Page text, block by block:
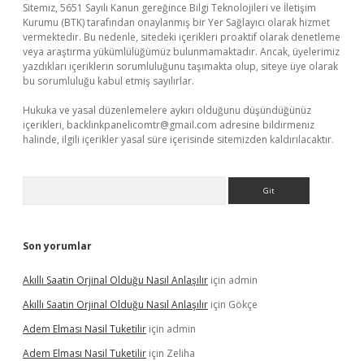
Sitemiz, 5651 Sayılı Kanun gereğince Bilgi Teknolojileri ve İletişim
Kurumu (BTK) tarafından onaylanmış bir Yer Sağlayıcı olarak hizmet
vermektedir. Bu nedenle, sitedeki içerikleri proaktif olarak denetleme
veya araştırma yükümlülüğümüz bulunmamaktadır. Ancak, üyelerimiz
yazdıkları içeriklerin sorumluluğunu taşımakta olup, siteye üye olarak
bu sorumluluğu kabul etmiş sayılırlar.
Hukuka ve yasal düzenlemelere aykırı olduğunu düşündüğünüz
içerikleri, backlinkpanelicomtr@gmail.com adresine bildirmeniz
halinde, ilgili içerikler yasal süre içerisinde sitemizden kaldırılacaktır.
Son yorumlar
Akıllı Saatin Orjinal Olduğu Nasıl Anlaşılır için admin
Akıllı Saatin Orjinal Olduğu Nasıl Anlaşılır için Gökçe
Adem Elması Nasil Tuketilir için admin
Adem Elması Nasil Tuketilir için Zeliha